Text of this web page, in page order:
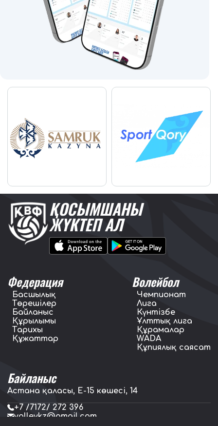
ҚОСЫМШАНЫ
ЖҮКТЕП АЛ
Федерация
Басшылық
Төрешілер
Байланыс
Құрылымы
Тарихы
Құжаттар
Волейбол
Чемпионат
Лига
Күнтізбе
Ұлттық лига
Құрамалар
WADA
Құпиялық саясат
Байланыс
Астана қаласы, E-15 көшесі, 14
+7 /7172/ 272 396
volleykz@gmail.com